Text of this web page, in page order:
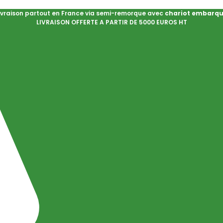
partout en France via semi-remorque avec chariot
LIVRAISON OFFERTE A PARTIR DE 5000 EUROS HT